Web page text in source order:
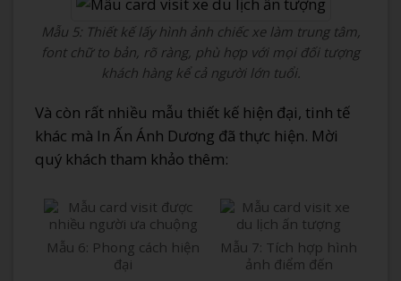
Mẫu 5: Thiết kế lấy hình ảnh chiếc xe làm trung tâm,
font chữ to bản, rõ ràng, phù hợp với mọi đối tượng
khách hàng kể cả người lớn tuổi.
Và còn rất nhiều mẫu thiết kế hiện đại, tinh tế
khác mà In Ấn Ánh Dương đã thực hiện. Mời
quý khách tham khảo thêm:
Mẫu 6: Phong cách hiện
đại
Mẫu 7: Tích hợp hình
ảnh điểm đến